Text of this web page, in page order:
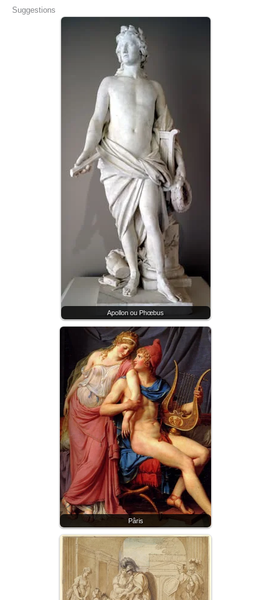
Suggestions
Apollon ou Phœbus
Pâris